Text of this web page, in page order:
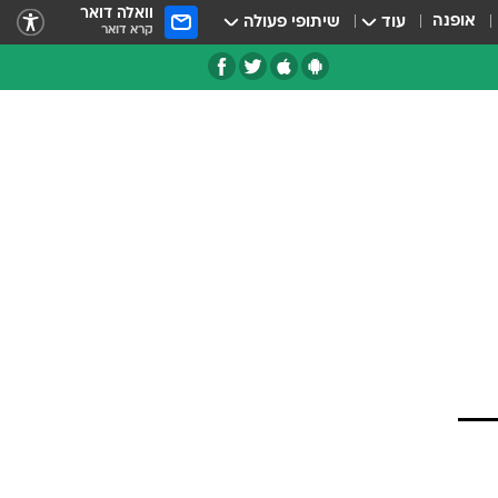
אופנה עוד שיתופי פעולה וואלה דואר
קרא דואר